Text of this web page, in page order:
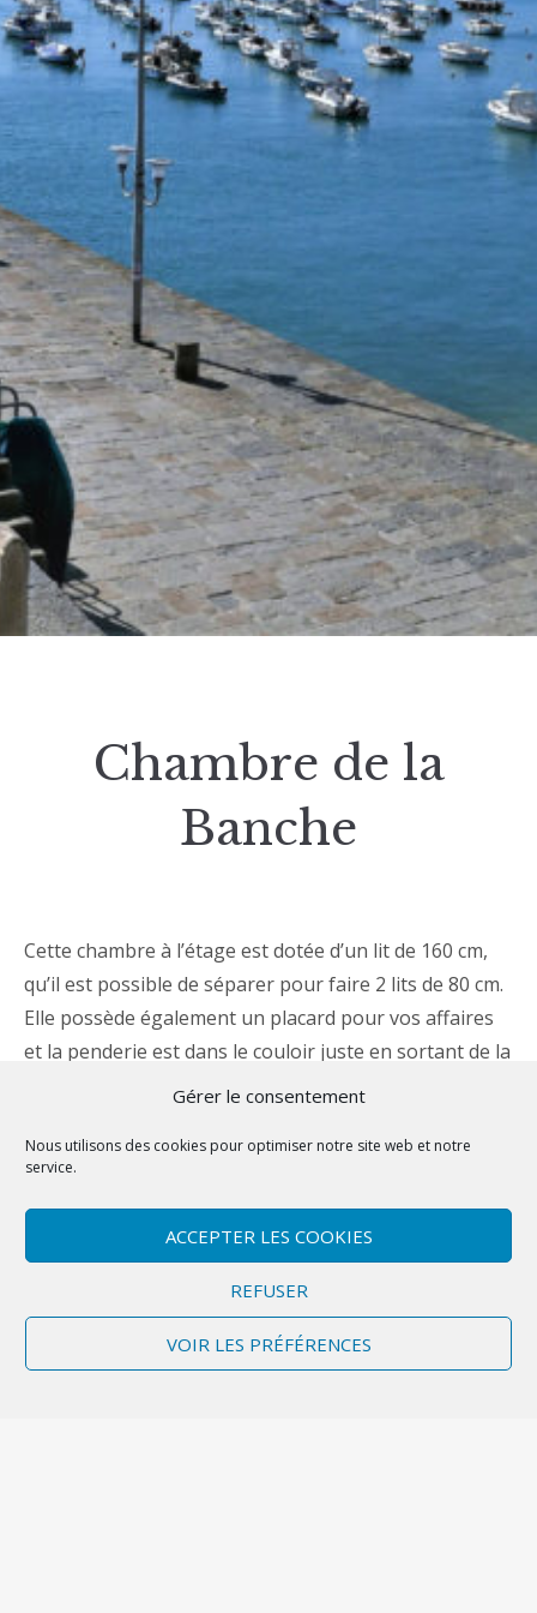
Gérer le consentement
Nous utilisons des cookies pour optimiser notre site web et notre
service.
ACCEPTER LES COOKIES
REFUSER
VOIR LES PRÉFÉRENCES
Chambre de la
Banche
Cette chambre à l’étage est dotée d’un lit de 160 cm,
qu’il est possible de séparer pour faire 2 lits de 80 cm.
Elle possède également un placard pour vos affaires
et la penderie est dans le couloir juste en sortant de la